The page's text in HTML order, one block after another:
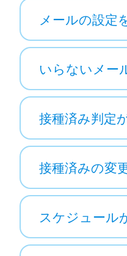
メールの設定
いらないメー
接種済み判定
接種済みの変
スケジュール